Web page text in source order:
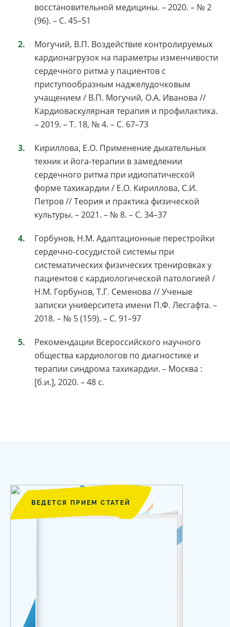
восстановительной медицины. – 2020. – № 2
(96). – С. 45–51
Могучий, В.П. Воздействие контролируемых
кардионагрузок на параметры изменчивости
сердечного ритма у пациентов с
приступообразным наджелудочковым
учащением / В.П. Могучий, О.А. Иванова //
Кардиоваскулярная терапия и профилактика.
– 2019. – Т. 18, № 4. – С. 67–73
Кириллова, Е.О. Применение дыхательных
техник и йога-терапии в замедлении
сердечного ритма при идиопатической
форме тахикардии / Е.О. Кириллова, С.И.
Петров // Теория и практика физической
культуры. – 2021. – № 8. – С. 34–37
Горбунов, Н.М. Адаптационные перестройки
сердечно-сосудистой системы при
систематических физических тренировках у
пациентов с кардиологической патологией /
Н.М. Горбунов, Т.Г. Семенова // Ученые
записки университета имени П.Ф. Лесгафта. –
2018. – № 5 (159). – С. 91–97
Рекомендации Всероссийского научного
общества кардиологов по диагностике и
терапии синдрома тахикардии. – Москва :
[б.и.], 2020. – 48 с.
ВЕДЕТСЯ ПРИЕМ СТАТЕЙ